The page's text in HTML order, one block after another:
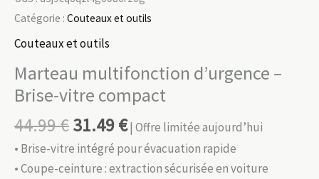
Catégorie : Couteaux et outils
Couteaux et outils
Marteau multifonction d’urgence –
Brise-vitre compact
44.99€31.49€| Offre limitée aujourd’hui
• Brise-vitre intégré pour évacuation rapide
• Coupe-ceinture : extraction sécurisée en voiture